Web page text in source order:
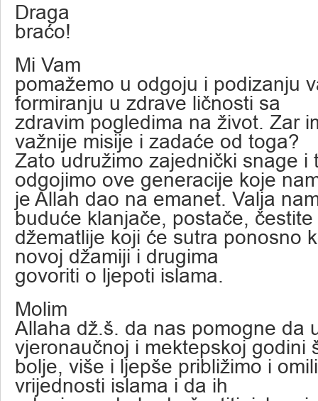
Draga
braćo!
Mi Vam
pomažemo u odgoju i podizanju
formiranju u zdrave ličnosti sa
zdravim pogledima na život. Zar
važnije misije i zadaće od toga?
Zato udružimo zajednički snage i
odgojimo ove generacije koje
je Allah dao na emanet. Valja
buduće klanjače, postače, čestite
džematlije koji će sutra ponosno
novoj džamiji i drugima
govoriti o ljepoti islama.
Molim
Allaha dž.š. da nas pomogne da
vjeronaučnoj i mektepskoj godini
bolje, više i ljepše približimo i
vrijednosti islama i da ih